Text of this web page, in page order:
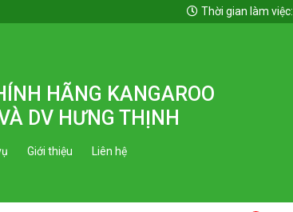
Thời gian làm việc:
HÃNG KANGAROO
DV HƯNG THỊNH
Giới thiệu Liên hệ